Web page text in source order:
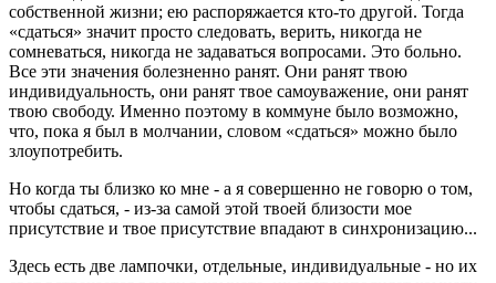
собственной жизни; ею распоряжается кто-то другой. Тогда
«сдаться» значит просто следовать, верить, никогда не
сомневаться, никогда не задаваться вопросами. Это больно.
Все эти значения болезненно ранят. Они ранят твою
индивидуальность, они ранят твое самоуважение, они ранят
твою свободу. Именно поэтому в коммуне было возможно,
что, пока я был в молчании, словом «сдаться» можно было
злоупотребить.
Но когда ты близко ко мне - а я совершенно не говорю о том,
чтобы сдаться, - из-за самой этой твоей близости мое
присутствие и твое присутствие впадают в синхронизацию...
Здесь есть две лампочки, отдельные, индивидуальные - но их